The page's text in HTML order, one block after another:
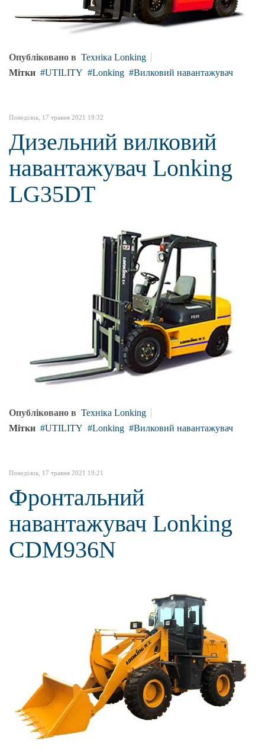
Опубліковано в Техніка Lonking
Мітки
UTILITY Lonking Вилковий навантажувач
Понеділок, 17 травня 2021 19:32
Дизельний вилковий
навантажувач Lonking
LG35DT
Опубліковано в Техніка Lonking
Мітки
UTILITY Lonking Вилковий навантажувач
Понеділок, 17 травня 2021 19:21
Фронтальний
навантажувач Lonking
CDM936N